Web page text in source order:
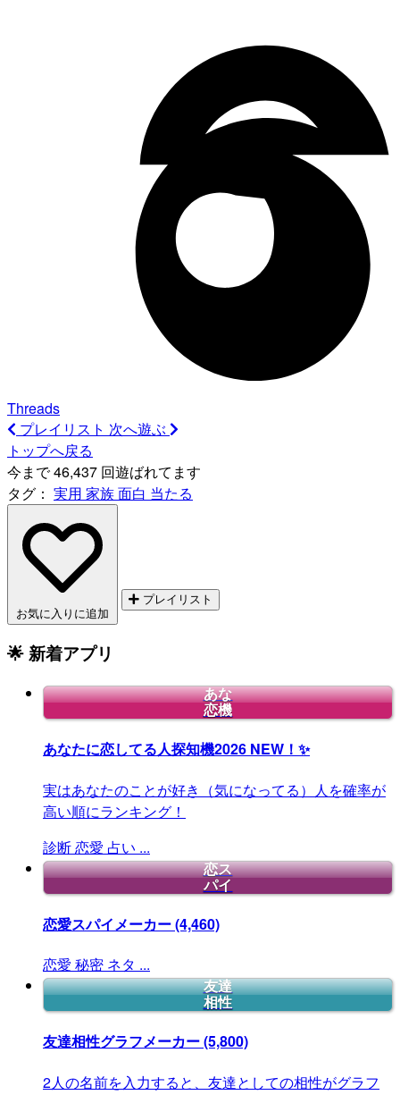
Threads
プレイリスト 次へ遊ぶ
トップへ戻る
今まで 46,437 回遊ばれてます
タグ： 実用 家族面白 当たる
お気に入りに追加
プレイリスト
🌟 新着アプリ
あな
恋機
あなたに恋してる人探知機2026 NEW！✨
実はあなたのことが好き（気になってる）人を確率が
高い順にランキング！
診断恋愛 占い ...
恋ス
パイ
恋愛スパイメーカー(4,460)
恋愛 秘密 ネタ ...
友達
相性
友達相性グラフメーカー(5,800)
2人の名前を入力すると、友達としての相性がグラフ